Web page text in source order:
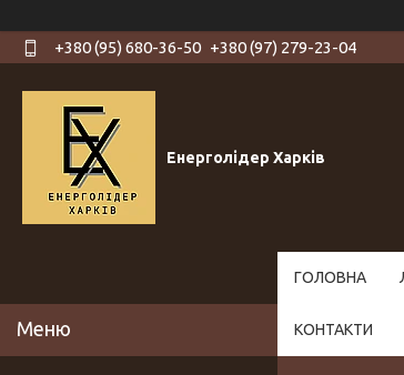
+380 (95) 680-36-50 +380 (97) 279-23-04
Енерголідер Харків
ГОЛОВНА
КОНТАКТИ